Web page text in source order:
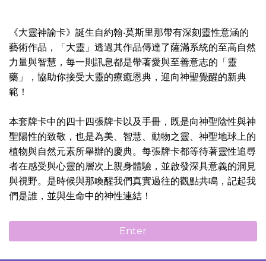
《大靈神諭卡》誕生自約翰‧莫斯里那帶有深刻靈性意涵的
藝術作品，「大靈」透過其作品傳達了薩滿系統的至高自然
力量與智慧，每一則訊息都是帶著愛與至善意志的「靈
藥」，協助你接受大靈的療癒恩典，迎向神聖覺醒的新典
範！
本套牌卡中的四十四張牌卡以及手冊，既是向神聖陰性與神
聖陽性的致敬，也是為美、智慧、動物之靈、神聖地球上的
植物與自然元素所舉辦的慶典。每張牌卡都等待著靈性追尋
者在感受與心靈的層次上親身體驗，並啟發深具意義的洞見
與視野。是時候與那喚醒我們真實過往的觀點共鳴，記起我
們是誰，並與生命中的神性連結！
Enter